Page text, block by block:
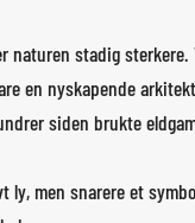
stadig
en nyskapende
siden brukte
men snarere et